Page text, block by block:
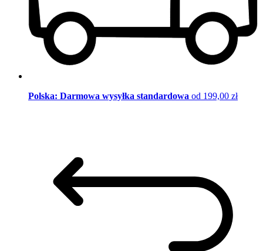
Polska: Darmowa wysyłka standardowa od 199,00 zł